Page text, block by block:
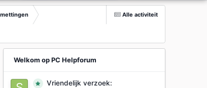
Alle activiteit
Welkom op PC Helpforum
Vriendelijk verzoek: